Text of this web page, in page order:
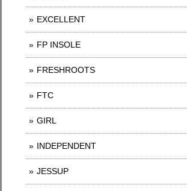
EXCELLENT
FP INSOLE
FRESHROOTS
FTC
GIRL
INDEPENDENT
JESSUP